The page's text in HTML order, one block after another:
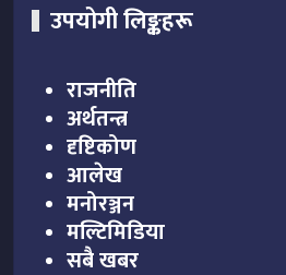
उपयोगी लिङ्कहरू
राजनीति
अर्थतन्त्र
दृष्टिकोण
आलेख
मनोरञ्जन
मल्टिमिडिया
सबै खबर